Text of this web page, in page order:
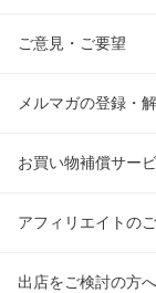
ご意見・ご要望
メルマガの登録・
お買い物補償サー
アフィリエイトの
出店をご検討の方へ